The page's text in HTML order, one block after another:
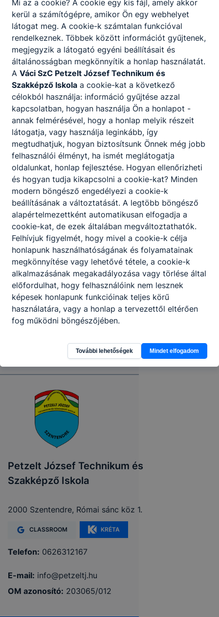
educational materials will be
available in 4 languages (English,
Spanish, Romanian, Hungarian)
via the project website, EACEA
and Moodle platforms reaching
the minimum of 50000 people
who work in the field of VET in
the six partner countries and
beyond, due to online and/or
hybrid events.
Partnereink
Petzelt József Technikum és
Szakképző Iskola
2000 Szentendre, Római sánc köz 1.
CLASSROOM KRÉTA
Telefon: 0626312167
E-mail: info@petzeltj.hu
OM azonosító: 203065/012
Mi az a cookie? A cookie egy kis fájl, amely akkor
kerül a számítógépre, amikor Ön egy webhelyet
látogat meg. A cookie-k számtalan funkcióval
rendelkeznek. Többek között információt gyűjtenek,
megjegyzik a látogató egyéni beállításait és
általánosságban megkönnyítik a honlap használatát.
A Váci SzC Petzelt József Technikum és
Szakképző Iskola a cookie-kat a következő
célokból használja: információ gyűjtése azzal
kapcsolatban, hogyan használja Ön a honlapot -
annak felmérésével, hogy a honlap melyik részeit
látogatja, vagy használja leginkább, így
megtudhatjuk, hogyan biztosítsunk Önnek még jobb
felhasználói élményt, ha ismét meglátogatja
oldalunkat, honlap fejlesztése. Hogyan ellenőrizheti
és hogyan tudja kikapcsolni a cookie-kat? Minden
modern böngésző engedélyezi a cookie-k
beállításának a változtatását. A legtöbb böngésző
alapértelmezettként automatikusan elfogadja a
cookie-kat, de ezek általában megváltoztathatók.
Felhívjuk figyelmét, hogy mivel a cookie-k célja
honlapunk használhatóságának és folyamatainak
megkönnyítése vagy lehetővé tétele, a cookie-k
alkalmazásának megakadályozása vagy törlése által
előfordulhat, hogy felhasználóink nem lesznek
képesek honlapunk funkcióinak teljes körű
használatára, vagy a honlap a tervezettől eltérően
fog működni böngészőjében.
További lehetőségek Mindet elfogadom